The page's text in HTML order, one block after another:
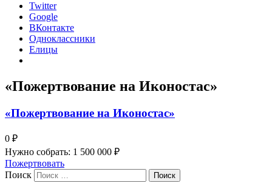
Twitter
Google
ВКонтакте
Одноклассники
Елицы
«Пожертвование на Иконостас»
«Пожертвование на Иконостас»
0 ₽
Нужно собрать: 1 500 000 ₽
Пожертвовать
Поиск